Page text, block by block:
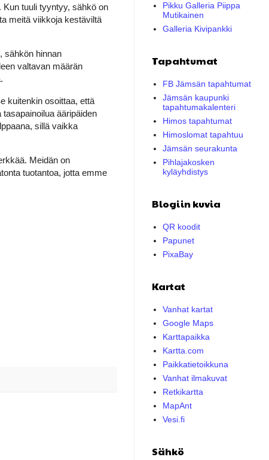
Kun tuuli tyyntyy, sähkö on
meitä viikkoja kestäviltä
sähkön hinnan
valtavan määrän
kuitenkin osoittaa, että
ääripäiden
sillä vaikka
Meidän on
tuotantoa, jotta emme
Pikku Galleria Piippa
Mutikainen
Galleria Kivipankki
Tapahtumat
FB Jämsän tapahtumat
Jämsän kaupunki
tapahtumakalenteri
Himos tapahtumat
Himoslomat tapahtuu
Jämsän seurakunta
Pihlajakosken
kyläyhdistys
Blogiin kuvia
QR koodit
Papunet
PixaBay
Kartat
Vanhat kartat
Google Maps
Karttapaikka
Kartta.com
Paikkatietoikkuna
Vanhat ilmakuvat
Retkikartta
MapAnt
Vesi.fi
Sähkö